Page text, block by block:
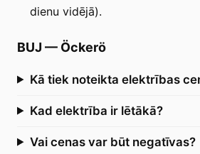
dienu vidējā).
BUJ — Öckerö
Kā tiek noteikta elektrības
Kad elektrība ir lētākā?
Vai cenas var būt negatīvas?